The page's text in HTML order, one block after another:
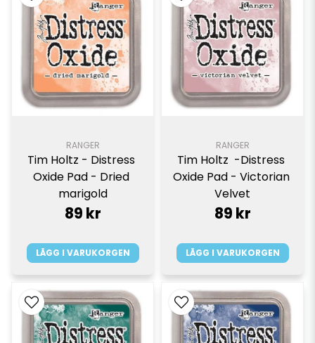
RANGER
Tim Holtz - Distress
Oxide Pad - Dried
marigold
89 kr
LÄGG I VARUKORGEN
RANGER
Tim Holtz  -Distress
Oxide Pad - Victorian
Velvet
89 kr
LÄGG I VARUKORGEN